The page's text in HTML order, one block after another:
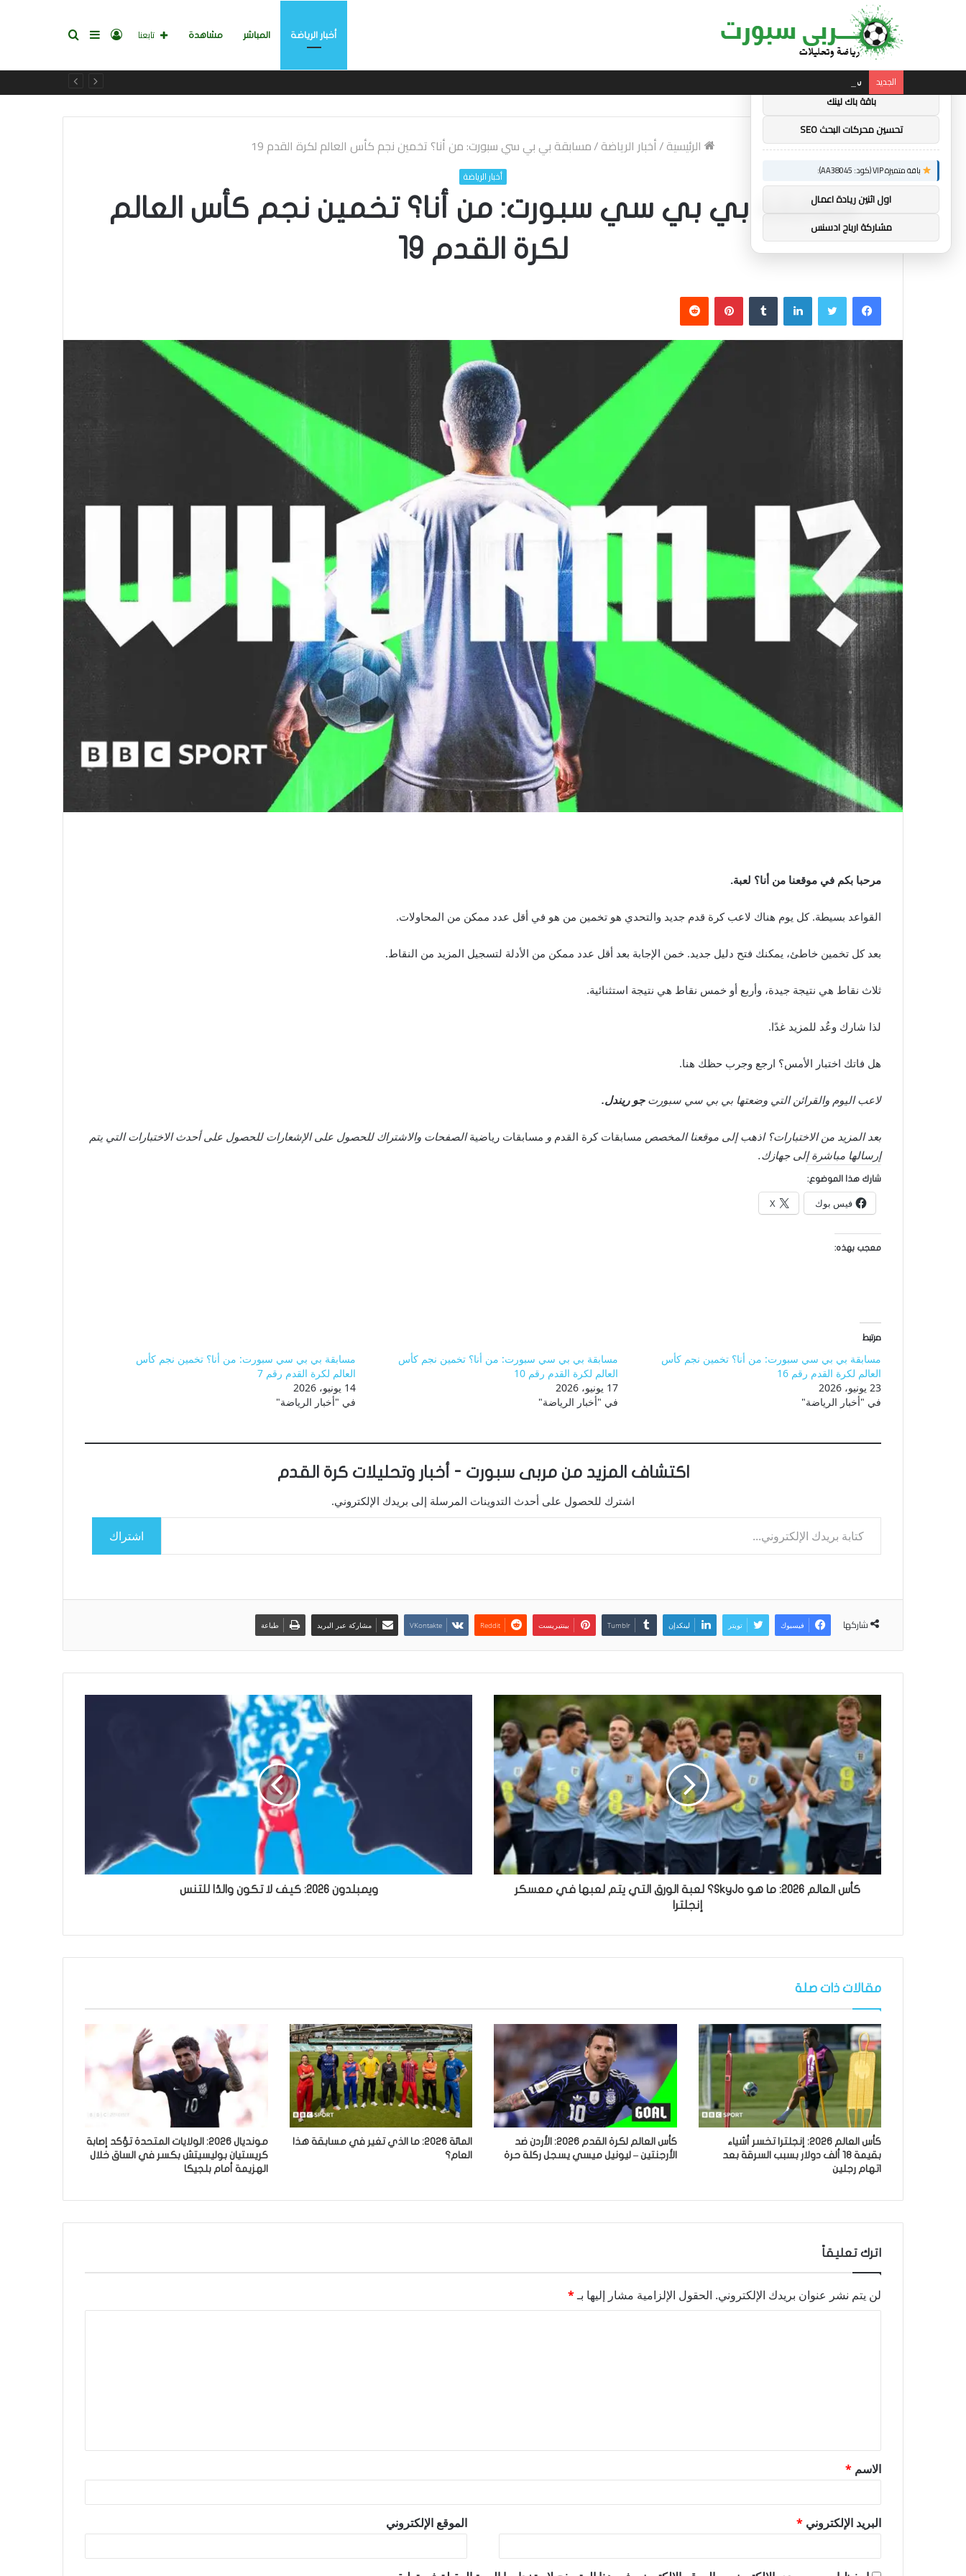
أخبار الرياضة المباشر مشاهدة بحثإضافةتسجيل تابعنا
الجديد ساندرو تونالي: أقنعه مدرب توتنهام روبرتو دي زيربي بسرعة بالتوقيع
الرئيسية/أخبار الرياضة/مسابقة بي بي سي سبورت: من أنا؟ تخمين نجم كأس العالم لكرة القدم 19
أخبار الرياضة
مسابقة بي بي سي سبورت: من أنا؟ تخمين نجم كأس العالم
لكرة القدم 19
فيسبوكتويتر لينكدإن بينتيريست
مرحبا بكم في موقعنا من أنا؟ لعبة.
القواعد بسيطة. كل يوم هناك لاعب كرة قدم جديد والتحدي هو تخمين من هو في أقل عدد ممكن من المحاولات.
بعد كل تخمين خاطئ، يمكنك فتح دليل جديد. خمن الإجابة بعد أقل عدد ممكن من الأدلة لتسجيل المزيد من النقاط.
ثلاث نقاط هي نتيجة جيدة، وأربع أو خمس نقاط هي نتيجة استثنائية.
لذا شارك وعُد للمزيد غدًا.
هل فاتك اختبار الأمس؟ ارجع وجرب حظك هنا.
لاعب اليوم والقرائن التي وضعتها بي بي سي سبورتجو ريندل.
بعد المزيد من الاختبارات؟ اذهب إلى موقعنا المخصص مسابقات كرة القدم و مسابقات رياضيةالصفحات والاشتراك للحصول على الإشعارات للحصول على أحدث الاختبارات التي يتم
إرسالها مباشرة إلى جهازك.
شارك هذا الموضوع:
فيس بوك X
معجب بهذه:
مرتبط
مسابقة بي بي سي سبورت: من أنا؟ تخمين نجم كأس
العالم لكرة القدم رقم 16
23 يونيو، 2026
في "أخبار الرياضة"
مسابقة بي بي سي سبورت: من أنا؟ تخمين نجم كأس
العالم لكرة القدم رقم 10
17 يونيو، 2026
في "أخبار الرياضة"
مسابقة بي بي سي سبورت: من أنا؟ تخمين نجم كأس
العالم لكرة القدم رقم 7
14 يونيو، 2026
في "أخبار الرياضة"
اكتشاف المزيد من مربى سبورت - أخبار وتحليلات كرة القدم
اشترك للحصول على أحدث التدوينات المرسلة إلى بريدك الإلكتروني.
كتابة بريدك الإلكتروني...
اشتراك
شاركها فيسبوك تويتر لينكدإن بينتيريست مشاركة عبر البريد طباعة
كأس العالم 2026: ما هو SkyJo؟ لعبة الورق التي يتم لعبها في معسكر
إنجلترا
ويمبلدون 2026: كيف لا تكون والدًا للتنس
مقالات ذات صلة
كأس العالم 2026: إنجلترا تخسر أشياء
بقيمة 18 ألف دولار بسبب السرقة بعد
اتهام رجلين
كأس العالم لكرة القدم 2026: الأردن ضد
الأرجنتين – ليونيل ميسي يسجل ركلة حرة
المائة 2026: ما الذي تغير في مسابقة هذا
العام؟
مونديال 2026: الولايات المتحدة تؤكد إصابة
كريستيان بوليسيتش بكسر في الساق خلال
الهزيمة أمام بلجيكا
اترك تعليقاً
لن يتم نشر عنوان بريدك الإلكتروني. الحقول الإلزامية مشار إليها بـ*
ق
*
الاسم *
البريد الإلكتروني * الموقع الإلكتروني
توصيات : ×
باقة متميزة VIP (كود: AA11138):
باقة باك لينك
تحسين محركات البحث SEO
باقة متميزة VIP (كود: AA38045):
اول اثنين ريادة اعمال
مشاركة ارباح ادسنس